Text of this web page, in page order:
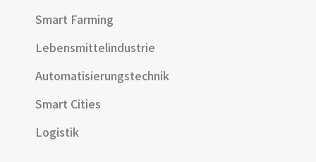
Smart Farming
Lebensmittelindustrie
Automatisierungstechnik
Smart Cities
Logistik